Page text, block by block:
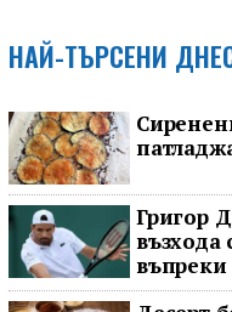
НАЙ-ТЪРСЕНИ
Григор
възхода
въпреки